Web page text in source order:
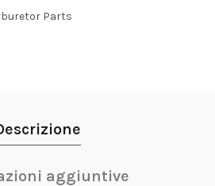
Parts
aggiuntive